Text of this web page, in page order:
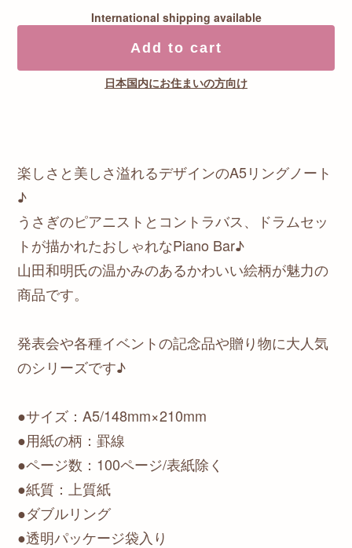
International shipping available
Add to cart
日本国内にお住まいの方向け
楽しさと美しさ溢れるデザインのA5リングノート
♪
うさぎのピアニストとコントラバス、ドラムセッ
トが描かれたおしゃれなPiano Bar♪
山田和明氏の温かみのあるかわいい絵柄が魅力の
商品です。
発表会や各種イベントの記念品や贈り物に大人気
のシリーズです♪
●サイズ：A5/148mm×210mm
●用紙の柄：罫線
●ページ数：100ページ/表紙除く
●紙質：上質紙
●ダブルリング
●透明パッケージ袋入り